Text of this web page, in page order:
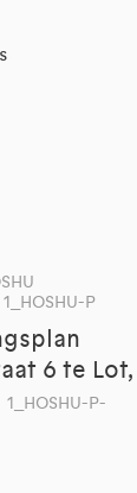
1_HOSHU-P
6 te Lot,
1_HOSHU-P-